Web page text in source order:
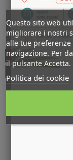
-15%
Questo sito web
migliorare i nostri
alle tue
navigazione. Per
il pulsante Accetta.
Politica dei cookie